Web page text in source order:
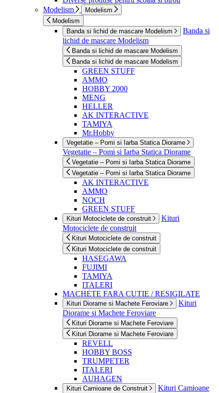
Modelism
Modelism
Modelism
Banda si lichid de mascare Modelism
Banda si
lichid de mascare Modelism
Banda si lichid de mascare Modelism
Banda si lichid de mascare Modelism
GREEN STUFF
AMMO
HOBBY 2000
MENG
HELLER
AK INTERACTIVE
TAMIYA
Mr.Hobby
Vegetatie – Pomi si Iarba Statica Diorame
Vegetatie – Pomi si Iarba Statica Diorame
Vegetatie – Pomi si Iarba Statica Diorame
Vegetatie – Pomi si Iarba Statica Diorame
AK INTERACTIVE
AMMO
NOCH
GREEN STUFF
Kituri Motociclete de construit
Kituri
Motociclete de construit
Kituri Motociclete de construit
Kituri Motociclete de construit
HASEGAWA
FUJIMI
TAMIYA
ITALERI
MACHETE FARA CUTIE / RESIGILATE
Kituri Diorame si Machete Feroviare
Kituri
Diorame si Machete Feroviare
Kituri Diorame si Machete Feroviare
Kituri Diorame si Machete Feroviare
REVELL
HOBBY BOSS
TRUMPETER
ITALERI
AUHAGEN
Kituri Camioane de Construit
Kituri Camioane